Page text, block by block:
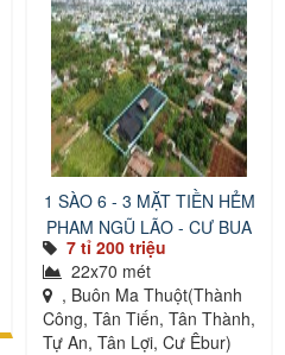
1 SÀO 6 - 3 MẶT TIỀN HẺM
PHẠM NGŨ LÃO - CƯ BUA
7 tỉ 200 triệu
22x70 mét
, Buôn Ma Thuột(Thành
Công, Tân Tiến, Tân Thành,
Tự An, Tân Lợi, Cư Êbur)